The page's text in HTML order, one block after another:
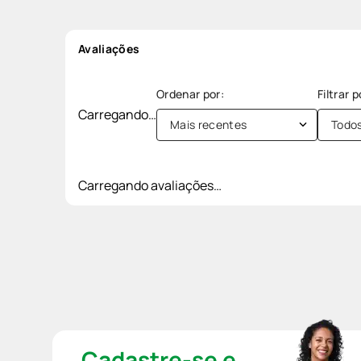
Avaliações
Carregando…
Mais recentes
Carregando avaliações…